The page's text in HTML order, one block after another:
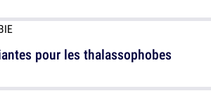
pour les thalassophobes